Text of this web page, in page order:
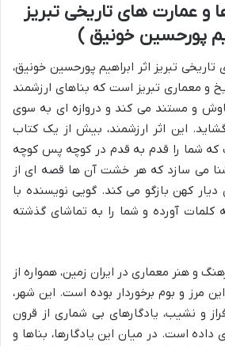
و عمارت های تاریخی تبریز
پورحسین خونیق )
تبریز اثر ابراهیم پورحسین خونیق،
و معماری تبریز است که بناهای ارزشمند
و مستند می کند و دروازه ای به سوی
این اثر ارزشمند، بیش از یک کتاب
که شما را قدم به قدم در کوچه پس کوچه
می سازد که هر خشت آن ها قصه ای از
دیار کهن بازگو می کند. گویی نویسنده با
کلمات آورده و شما را به تماشای گذشته
و هنر معماری در ایران زمین، همواره از
مرز و بوم برخوردار بوده است. این شهر،
و نشیب، یادگارهای بی شماری از قرون
است. در میان این یادگارها، بناها و